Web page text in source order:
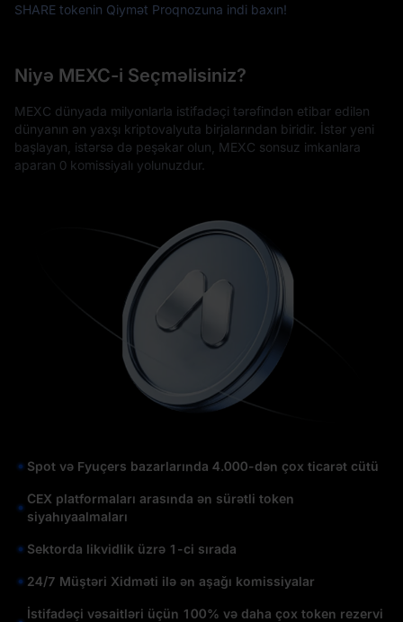
SHARE tokenin Qiymət Proqnozuna indi baxın!
Niyə MEXC-i Seçməlisiniz?
MEXC dünyada milyonlarla istifadəçi tərəfindən etibar edilən
dünyanın ən yaxşı kriptovalyuta birjalarından biridir. İstər yeni
başlayan, istərsə də peşəkar olun, MEXC sonsuz imkanlara
aparan 0 komissiyalı yolunuzdur.
Spot və Fyuçers bazarlarında 4.000-dən çox ticarət cütü
CEX platformaları arasında ən sürətli token
siyahıyaalmaları
Sektorda likvidlik üzrə 1-ci sırada
24/7 Müştəri Xidməti ilə ən aşağı komissiyalar
İstifadəçi vəsaitləri üçün 100% və daha çox token rezervi